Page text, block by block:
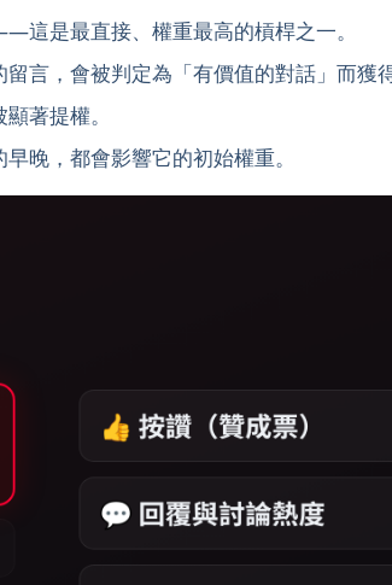
這是最直接、權重最高的槓桿之一。
言，會被判定為「有價值的對話」而獲
著提權。
晚，都會影響它的初始權重。